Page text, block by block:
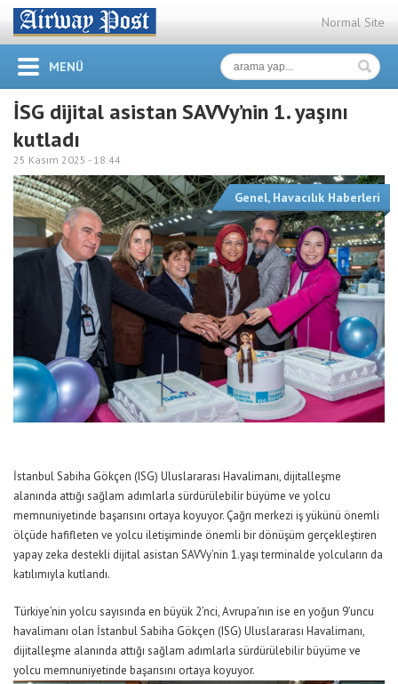
Normal Site
MENÜ
İSG dijital asistan SAVVy’nin 1. yaşını
kutladı
25 Kasım 2025 - 18:44
Genel, Havacılık Haberleri
İstanbul Sabiha Gökçen (ISG) Uluslararası Havalimanı, dijitalleşme
alanında attığı sağlam adımlarla sürdürülebilir büyüme ve yolcu
memnuniyetinde başarısını ortaya koyuyor. Çağrı merkezi iş yükünü önemli
ölçüde hafifleten ve yolcu iletişiminde önemli bir dönüşüm gerçekleştiren
yapay zeka destekli dijital asistan SAVVy’nin 1.yaşı terminalde yolcuların da
katılımıyla kutlandı.
Türkiye’nin yolcu sayısında en büyük 2’nci, Avrupa’nın ise en yoğun 9’uncu
havalimanı olan İstanbul Sabiha Gökçen (ISG) Uluslararası Havalimanı,
dijitalleşme alanında attığı sağlam adımlarla sürdürülebilir büyüme ve
yolcu memnuniyetinde başarısını ortaya koyuyor.